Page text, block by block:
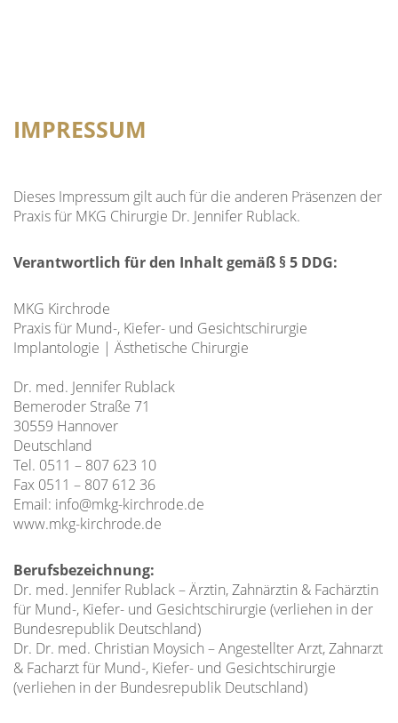
IMPRESSUM
Dieses Impressum gilt auch für die anderen Präsenzen der
Praxis für MKG Chirurgie Dr. Jennifer Rublack.
Verantwortlich für den Inhalt gemäß § 5 DDG:
MKG Kirchrode
Praxis für Mund-, Kiefer- und Gesichtschirurgie
Implantologie | Ästhetische Chirurgie
Dr. med. Jennifer Rublack
Bemeroder Straße 71
30559 Hannover
Deutschland
Tel. 0511 – 807 623 10
Fax 0511 – 807 612 36
Email: info@mkg-kirchrode.de
www.mkg-kirchrode.de
Berufsbezeichnung:
Dr. med. Jennifer Rublack – Ärztin, Zahnärztin & Fachärztin
für Mund-, Kiefer- und Gesichtschirurgie (verliehen in der
Bundesrepublik Deutschland)
Dr. Dr. med. Christian Moysich – Angestellter Arzt, Zahnarzt
& Facharzt für Mund-, Kiefer- und Gesichtschirurgie
(verliehen in der Bundesrepublik Deutschland)